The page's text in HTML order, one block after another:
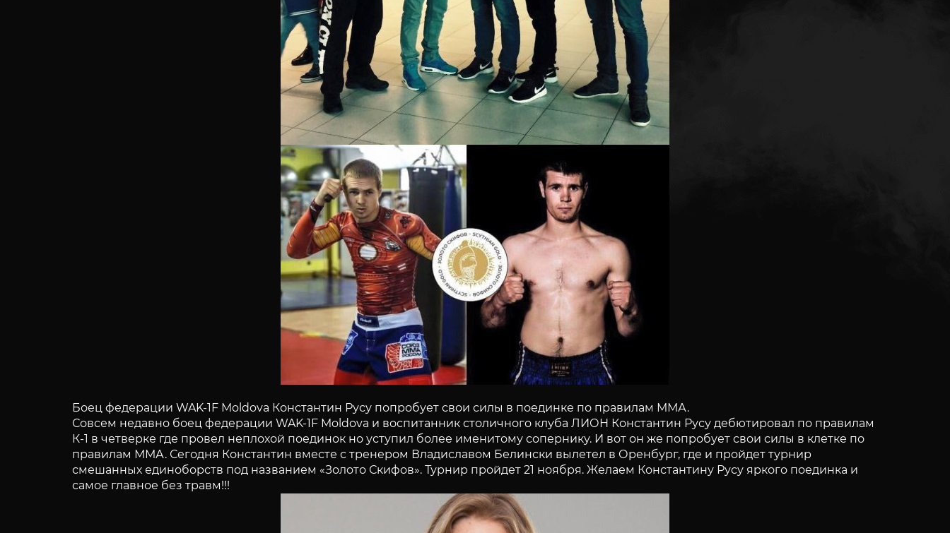
Боец федерации WAK-1F Moldova Константин Русу попробует свои силы в поединке по правилам ММА.
Совсем недавно боец федерации WAK-1F Moldova и воспитанник столичного клуба ЛИОН Константин Русу дебютировал по правилам
К-1 в четверке где провел неплохой поединок но уступил более именитому сопернику. И вот он же попробует свои силы в клетке по
правилам ММА. Сегодня Константин вместе с тренером Владиславом Белински вылетел в Оренбург, где и пройдет турнир
смешанных единоборств под названием «Золото Скифов». Турнир пройдет 21 ноября. Желаем Константину Русу яркого поединка и
самое главное без травм!!!